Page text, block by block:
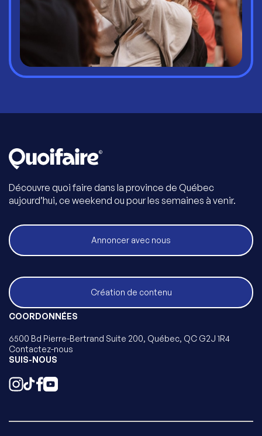
Découvre quoi faire dans la province de Québec
aujourd’hui, ce weekend ou pour les semaines à venir.
Annoncer avec nous
Création de contenu
COORDONNÉES
6500 Bd Pierre-Bertrand Suite 200, Québec, QC G2J 1R4
Contactez-nous
SUIS-NOUS